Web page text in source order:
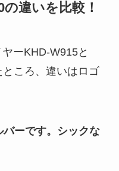
違いを比較！
ーKHD-W915と
ころ、違いはロゴ
ーです。シックな